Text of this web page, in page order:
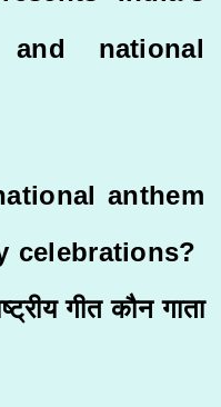
national
anthem
celebrations?
गीत कौन गाता